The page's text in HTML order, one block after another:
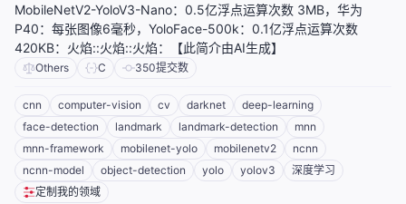
MobileNetV2-YoloV3-Nano：0.5亿浮点运算次数 3MB，华为
P40：每张图像6毫秒，YoloFace-500k：0.1亿浮点运算次数
420KB：火焰::火焰::火焰：【此简介由AI生成】
Others C 350提交数
cnn computer-vision cv darknet
deep-learning
face-detection
landmark landmark-detection
mnn
mnn-framework
mobilenet-yolo mobilenetv2
ncnn
ncnn-model
object-detection yolo yolov3
深度学习
定制我的领域